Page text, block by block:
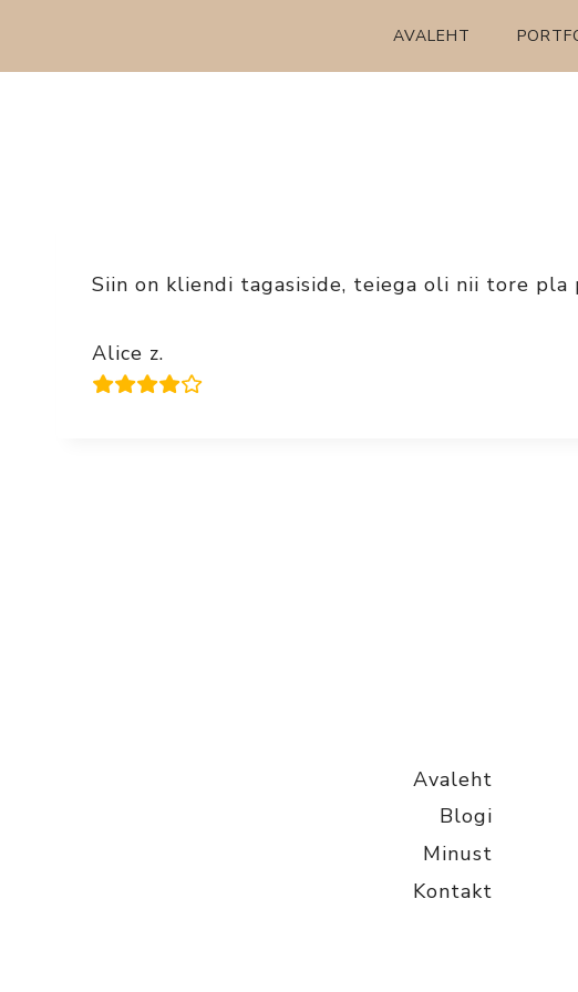
AVALEHT
Siin on kliendi tagasiside, teiega oli nii tore pla
Alice z.
Avaleht
Blogi
Minust
Kontakt